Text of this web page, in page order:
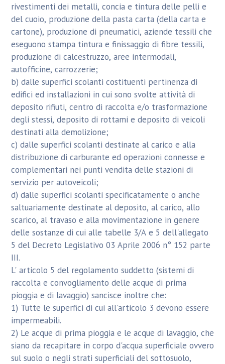
rivestimenti dei metalli, concia e tintura delle pelli e
del cuoio, produzione della pasta carta (della carta e
cartone), produzione di pneumatici, aziende tessili che
eseguono stampa tintura e finissaggio di fibre tessili,
produzione di calcestruzzo, aree intermodali,
autofficine, carrozzerie;
b) dalle superfici scolanti costituenti pertinenza di
edifici ed installazioni in cui sono svolte attività di
deposito rifiuti, centro di raccolta e/o trasformazione
degli stessi, deposito di rottami e deposito di veicoli
destinati alla demolizione;
c) dalle superfici scolanti destinate al carico e alla
distribuzione di carburante ed operazioni connesse e
complementari nei punti vendita delle stazioni di
servizio per autoveicoli;
d) dalle superfici scolanti specificatamente o anche
saltuariamente destinate al deposito, al carico, allo
scarico, al travaso e alla movimentazione in genere
delle sostanze di cui alle tabelle 3/A e 5 dell'allegato
5 del Decreto Legislativo 03 Aprile 2006 n° 152 parte
III.
L' articolo 5 del regolamento suddetto (sistemi di
raccolta e convogliamento delle acque di prima
pioggia e di lavaggio) sancisce inoltre che:
1) Tutte le superfici di cui all'articolo 3 devono essere
impermeabili.
2) Le acque di prima pioggia e le acque di lavaggio, che
siano da recapitare in corpo d'acqua superficiale ovvero
sul suolo o negli strati superficiali del sottosuolo,